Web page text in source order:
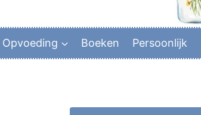
Opvoeding Boeken Persoonlijk